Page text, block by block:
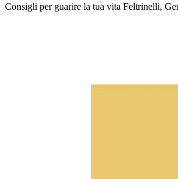
Consigli per guarire la tua vita Feltrinelli,